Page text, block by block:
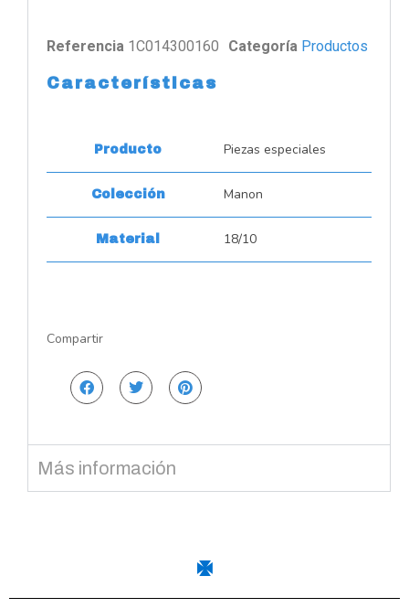
Referencia 1C014300160 Categoría Productos
Características
Producto Piezas especiales
Colección Manon
Material 18/10
Compartir
Más información